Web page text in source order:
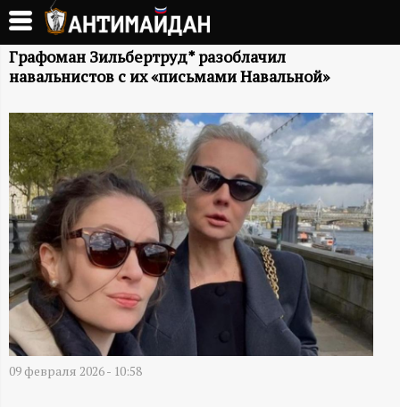
Перейти
основному
содержанию
А
Т
И
М
А
Й
Д
Графоман Зильбертруд* разоблачил
навальнистов с их «письмами Навальной»
09 февраля 2026 - 10:58